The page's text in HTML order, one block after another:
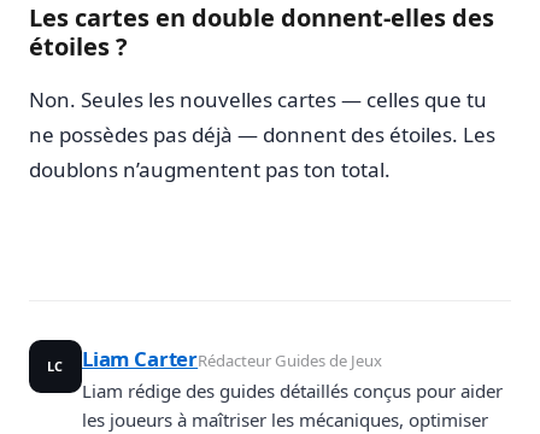
Les cartes en double donnent-elles des
étoiles ?
Non. Seules les nouvelles cartes — celles que tu
ne possèdes pas déjà — donnent des étoiles. Les
doublons n’augmentent pas ton total.
LC Liam CarterRédacteur Guides de Jeux
Liam rédige des guides détaillés conçus pour aider
les joueurs à maîtriser les mécaniques, optimiser